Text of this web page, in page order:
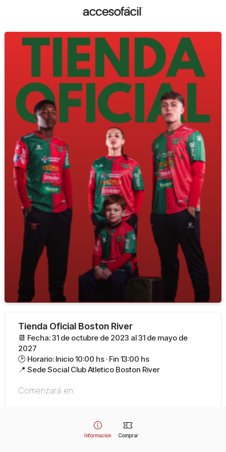
Información Comprar
Tienda Oficial Boston River
📆 Fecha: 31 de octubre de 2023 al 31 de mayo de
2027
🕑 Horario: Inicio 10:00 hs · Fin 13:00 hs
📍 Sede Social Club Atletico Boston River
Comenzará en: